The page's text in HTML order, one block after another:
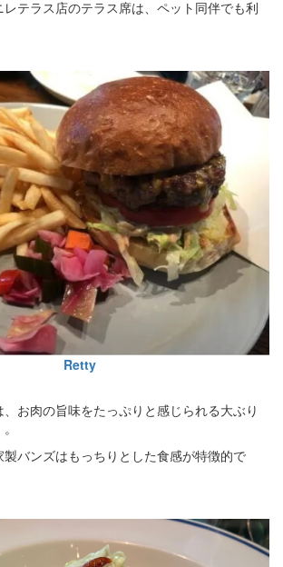
テラス店のテラス席は、ペット同伴でも利
Retty
お肉の旨味をたっぷりと感じられる大ぶり
バンズはもっちりとした食感が特徴的で